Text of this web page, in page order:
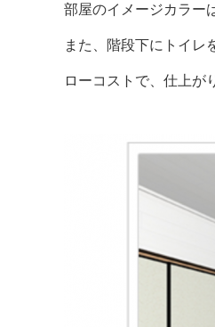
部屋のイメージカラー
また、階段下にトイレ
ローコストで、仕上が